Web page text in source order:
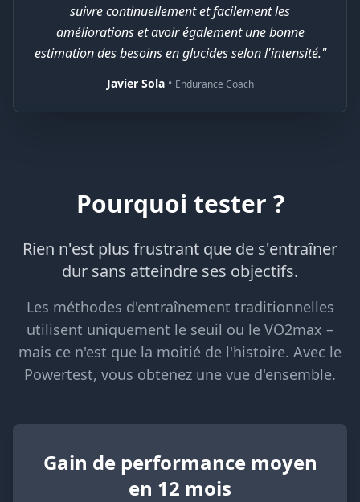
suivre continuellement et facilement les
améliorations et avoir également une bonne
estimation des besoins en glucides selon l'intensité."
Javier Sola• Endurance Coach
Pourquoi tester ?
Rien n'est plus frustrant que de s'entraîner
dur sans atteindre ses objectifs.
Les méthodes d'entraînement traditionnelles
utilisent uniquement le seuil ou le VO2max –
mais ce n'est que la moitié de l'histoire. Avec le
Powertest, vous obtenez une vue d'ensemble.
Gain de performance moyen
en 12 mois